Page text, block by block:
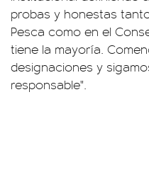
probas y honestas
Pesca como en el
tiene la mayoría.
designaciones y
responsable".